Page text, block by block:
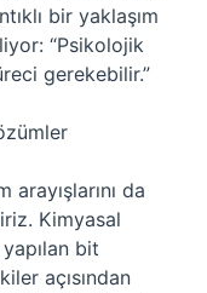
bir yaklaşım
“Psikolojik
gerekebilir.”
da
Kimyasal
bit
açısından